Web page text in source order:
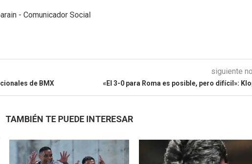
- Comunicador Social
de BMX
siguiente
«El 3-0 para Roma es posible, pero difícil»:
TAMBIÉN TE PUEDE INTERESAR